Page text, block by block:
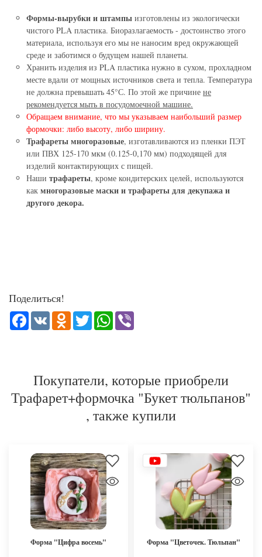
Формы-вырубки и штампы изготовлены из экологически
чистого PLA пластика. Биоразлагаемость - достоинство этого
материала, используя его мы не наносим вред окружающей
среде и заботимся о будущем нашей планеты.
Хранить изделия из PLA пластика нужно в сухом, прохладном
месте вдали от мощных источников света и тепла. Температура
не должна превышать 45°С. По этой же причине не
рекомендуется мыть в посудомоечной машине.
Обращаем внимание, что мы указываем наибольший размер
формочки: либо высоту, либо ширину.
Трафареты многоразовые, изготавливаются из пленки ПЭТ
или ПВХ 125-170 мкм (0.125-0,170 мм) подходящей для
изделий контактирующих с пищей.
Наши трафареты, кроме кондитерских целей, используются
как многоразовые маски и трафареты для декупажа и
другого декора.
Поделиться!
Facebook
VK Odnoklassniki
TwitterWhatsApp
Покупатели, которые приобрели
Трафарет+формочка "Букет тюльпанов"
, также купили
Форма "Цифра восемь" Форма "Цветочек. Тюльпан"